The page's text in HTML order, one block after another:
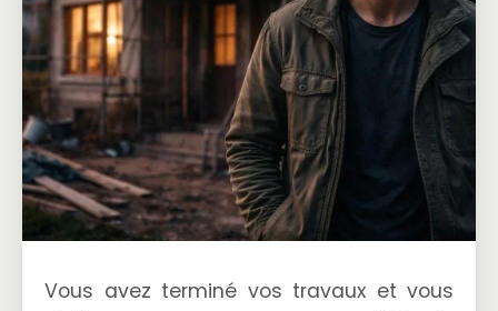
Vous avez terminé vos travaux et vous